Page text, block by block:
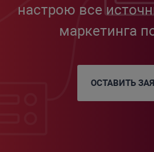
настрою все
маркетинга
ОСТАВИТЬ